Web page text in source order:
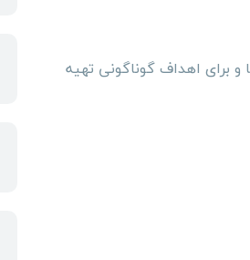
و برای اهداف گوناگونی تهیه